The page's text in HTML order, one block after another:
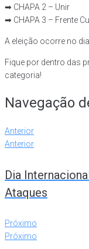
➡ CHAPA 2 – Unir
➡ CHAPA 3 – Frente
A eleição ocorre no
Fique por dentro das
categoria!
Navegação
Anterior
Anterior
Dia
Ataques
Próximo
Próximo